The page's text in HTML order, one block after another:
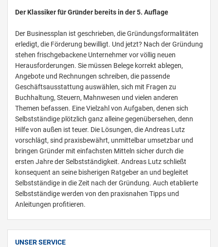
Der Klassiker für Gründer bereits in der 5. Auflage
Der Businessplan ist geschrieben, die Gründungsformalitäten
erledigt, die Förderung bewilligt. Und jetzt? Nach der Gründung
stehen frischgebackene Unternehmer vor völlig neuen
Herausforderungen. Sie müssen Belege korrekt ablegen,
Angebote und Rechnungen schreiben, die passende
Geschäftsausstattung auswählen, sich mit Fragen zu
Buchhaltung, Steuern, Mahnwesen und vielen anderen
Themen befassen. Eine Vielzahl von Aufgaben, denen sich
Selbstständige plötzlich ganz alleine gegenübersehen, denn
Hilfe von außen ist teuer. Die Lösungen, die Andreas Lutz
vorschlägt, sind praxisbewährt, unmittelbar umsetzbar und
bringen Gründer mit einfachsten Mitteln sicher durch die
ersten Jahre der Selbstständigkeit. Andreas Lutz schließt
konsequent an seine bisherigen Ratgeber an und begleitet
Selbstständige in die Zeit nach der Gründung. Auch etablierte
Selbstständige werden von den praxisnahen Tipps und
Anleitungen profitieren.
UNSER SERVICE